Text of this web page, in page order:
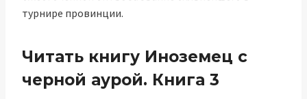
турнире провинции.
Читать книгу Иноземец с
черной аурой. Книга 3